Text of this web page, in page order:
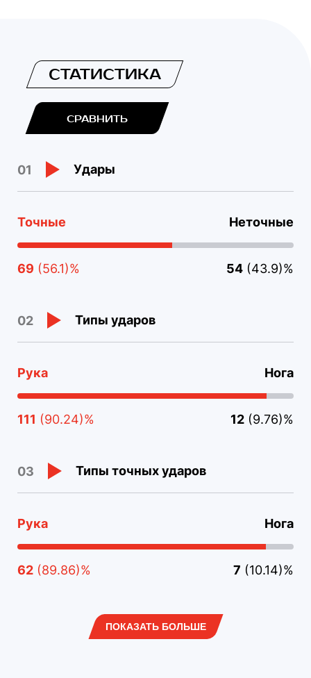
СТАТИСТИКА
СРАВНИТЬ
01 Удары
Точные Неточные
69 (56.1)% 54 (43.9)%
02 Типы ударов
Рука Нога
111 (90.24)% 12 (9.76)%
03 Типы точных ударов
Рука Нога
62 (89.86)% 7 (10.14)%
ПОКАЗАТЬ БОЛЬШЕ